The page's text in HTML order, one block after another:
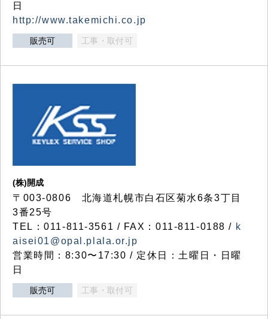
日
http://www.takemichi.co.jp
販売可 工事・取付可
(株)開成
〒003-0806 北海道札幌市白石区菊水6条3丁目
3番25号
TEL：011-811-3561 / FAX：011-811-0188 / k
aisei01@opal.plala.or.jp
営業時間：8:30〜17:30 / 定休日：土曜日・日曜
日
販売可 工事・取付可